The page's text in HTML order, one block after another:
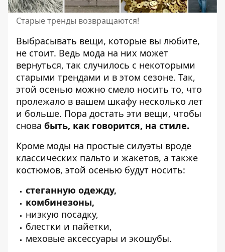
Старые тренды возвращаются!
Выбрасывать вещи, которые вы любите,
не стоит. Ведь мода на них может
вернуться, так случилось с некоторыми
старыми трендами и в этом сезоне. Так,
этой осенью можно смело носить то, что
пролежало в вашем шкафу несколько лет
и больше. Пора достать эти вещи, чтобы
снова быть, как говорится, на стиле.
Кроме моды на простые силуэты вроде
классических пальто и жакетов, а также
костюмов, этой осенью будут носить:
стеганную одежду,
комбинезоны,
низкую посадку,
блестки и пайетки,
меховые аксессуары и экошубы.